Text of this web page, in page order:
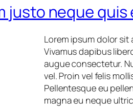
justo neque quis
Lorem ipsum dolor
Vivamus dapibus
augue consectetur.
vel. Proin vel felis
Pellentesque eu
magna eu neque